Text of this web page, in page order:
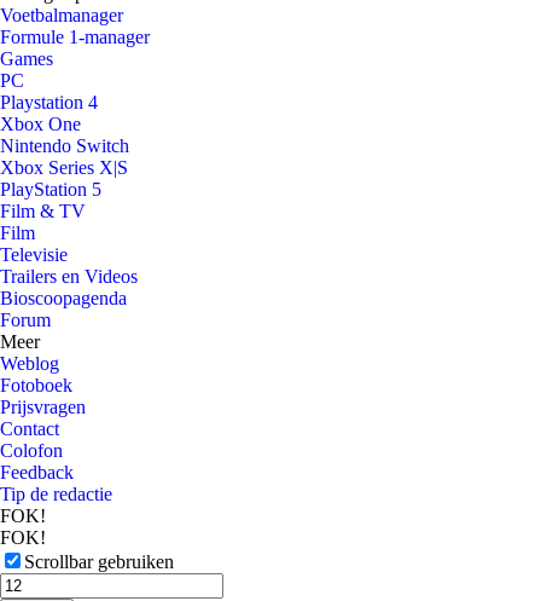
Voetbalmanager
Formule 1-manager
Games
PC
Playstation 4
Xbox One
Nintendo Switch
Xbox Series X|S
PlayStation 5
Film & TV
Film
Televisie
Trailers en Videos
Bioscoopagenda
Forum
Meer
Weblog
Fotoboek
Prijsvragen
Contact
Colofon
Feedback
Tip de redactie
FOK!
FOK!
Scrollbar gebruiken